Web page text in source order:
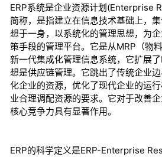
ERP系统是企业资源计划(Enterprise
简称，是指建立在信息技术基础上，
想于一身，以系统化的管理思想，为
策手段的管理平台。它是从MRP（物
新一代集成化管理信息系统，它扩展
想是供应链管理。它跳出了传统企业
化企业的资源，优化了现代企业的运
业合理调配资源的要求。它对于改善
核心竞争力具有显著作用。
ERP的科学定义是ERP-Enterprise